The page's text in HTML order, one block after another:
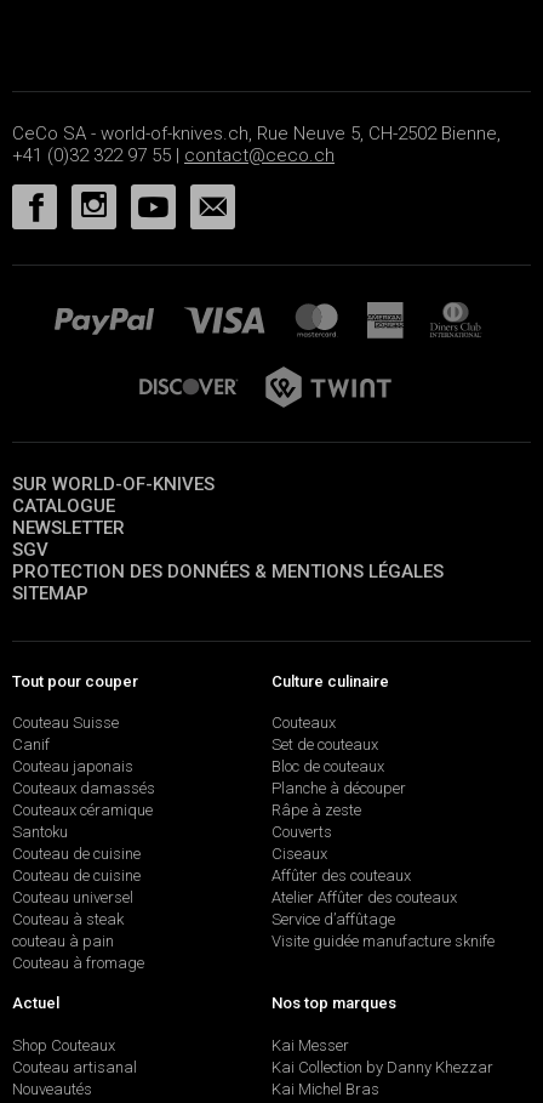
CeCo SA - world-of-knives.ch, Rue Neuve 5, CH-2502 Bienne,
+41 (0)32 322 97 55 | contact@ceco.ch
SUR WORLD-OF-KNIVES
CATALOGUE
NEWSLETTER
SGV
PROTECTION DES DONNÉES & MENTIONS LÉGALES
SITEMAP
Tout pour couper
Couteau Suisse
Canif
Couteau japonais
Couteaux damassés
Couteaux céramique
Santoku
Couteau de cuisine
Couteau de cuisine
Couteau universel
Couteau à steak
couteau à pain
Couteau à fromage
Culture culinaire
Couteaux
Set de couteaux
Bloc de couteaux
Planche à découper
Râpe à zeste
Couverts
Ciseaux
Affûter des couteaux
Atelier Affûter des couteaux
Service d’affûtage
Visite guidée manufacture sknife
Actuel
Shop Couteaux
Couteau artisanal
Nouveautés
Nos top marques
Kai Messer
Kai Collection by Danny Khezzar
Kai Michel Bras